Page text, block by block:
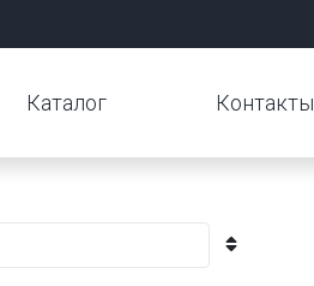
Каталог Контакты